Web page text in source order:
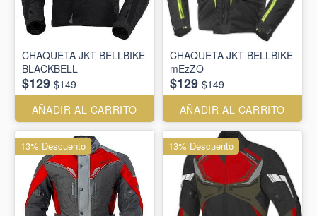
CHAQUETA JKT BELLBIKE
BLACKBELL
$129 $149
AÑADIR AL CARRITO
CHAQUETA JKT BELLBIKE
mEzZO
$129 $149
AÑADIR AL CARRITO
13% Descuento 13% Descuento